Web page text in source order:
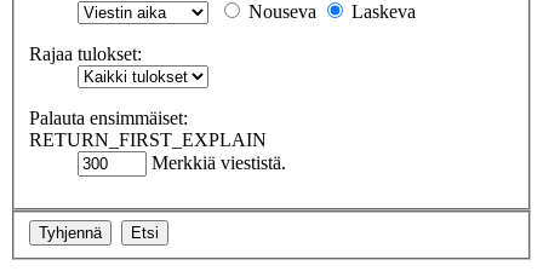
Nouseva
Laskeva
Rajaa tulokset:
Palauta ensimmäiset:
RETURN_FIRST_EXPLAIN
Merkkiä viestistä.